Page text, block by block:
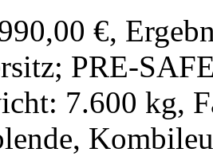
€,
PRE-
7.600 kg,